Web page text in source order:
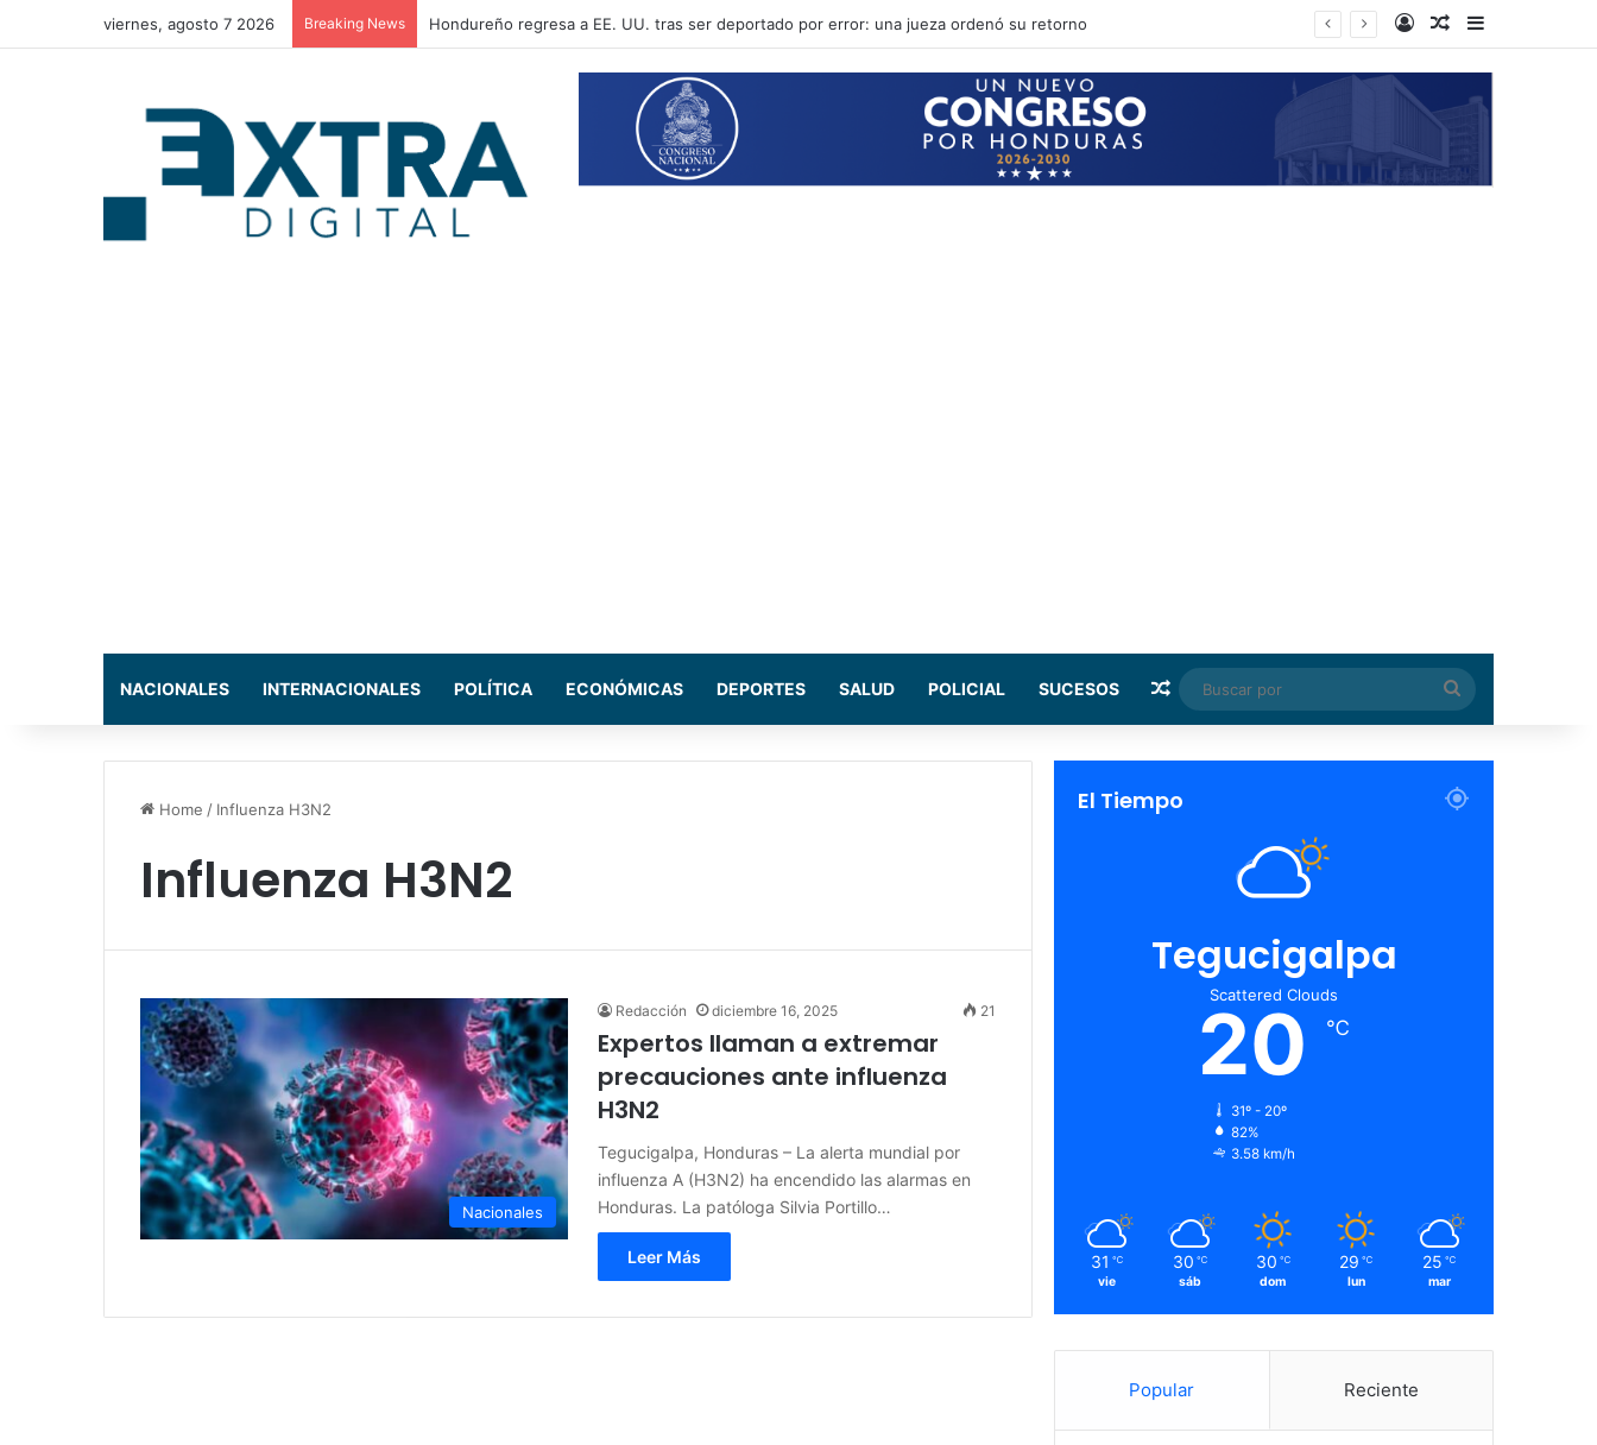
viernes, agosto 7 2026 Breaking News El CNA advierte que la corrupción provoca una pérdida superior a los 3,000 millones de lempiras anuales Log InRandom Article
NACIONALES INTERNACIONALES POLÍTICA ECONÓMICAS DEPORTES SALUD POLICIAL SUCESOS Random Article
Buscar
por
Home / Influenza H3N2
Influenza H3N2
Nacionales
Redacción diciembre 16, 2025 21
Expertos llaman a extremar
precauciones ante influenza
H3N2
Tegucigalpa, Honduras – La alerta mundial por
influenza A (H3N2) ha encendido las alarmas en
Honduras. La patóloga Silvia Portillo…
Leer Más
El Tiempo
Tegucigalpa
Scattered Clouds
20 ℃
31º - 20º
82%
3.58 km/h
31 ℃
vie
30 ℃
sáb
30 ℃
dom
29 ℃
lun
25 ℃
mar
Popular Reciente